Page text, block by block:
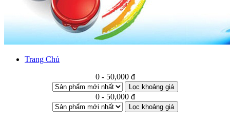
Trang Chủ
0 - 50,000 đ
Lọc khoảng giá
0 - 50,000 đ
Lọc khoảng giá